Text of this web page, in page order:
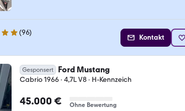
(96)
Kontakt
Gesponsert Ford Mustang
Cabrio 1966 · 4,7L V8 · H-Kennzeich
45.000 € Ohne Bewertung